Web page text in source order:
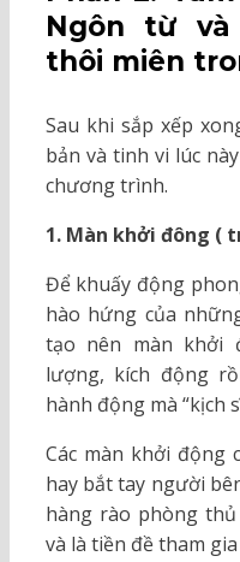
Ngôn từ
thôi miên
Sau khi sắp xếp
bản và tinh vi lúc
chương trình.
1. Màn khởi đông (
Để khuấy động
hào hứng của
tạo nên màn khởi
lượng, kích động
hành động mà “kịch
Các màn khởi động
hay bắt tay người
hàng rào phòng
và là tiền đề tham